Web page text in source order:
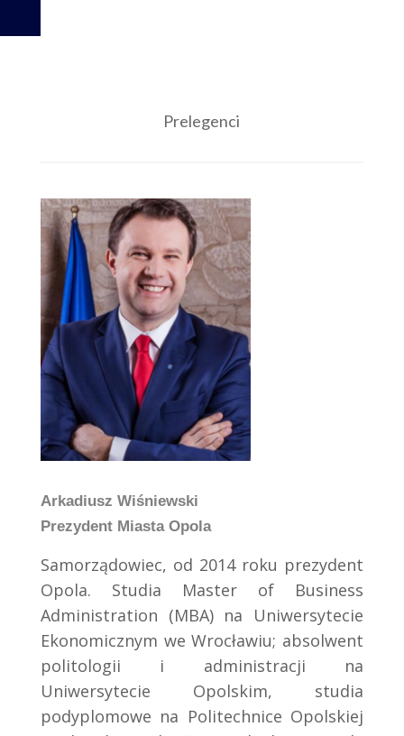
Prelegenci
Arkadiusz Wiśniewski
Prezydent Miasta Opola
Samorządowiec, od 2014 roku prezydent
Opola. Studia Master of Business
Administration (MBA) na Uniwersytecie
Ekonomicznym we Wrocławiu; absolwent
politologii i administracji na
Uniwersytecie Opolskim, studia
podyplomowe na Politechnice Opolskiej